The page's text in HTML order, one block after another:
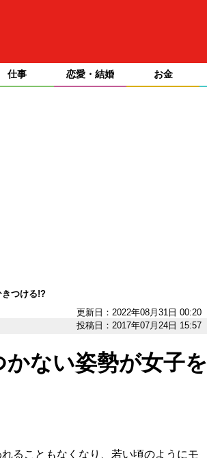
仕事 恋愛・結婚 お金
つける!?
更新日：2022年08月31日 00:20
投稿日：2017年07月24日 15:57
ない姿勢が女子を
ることもなくなり、若い頃のようにモ